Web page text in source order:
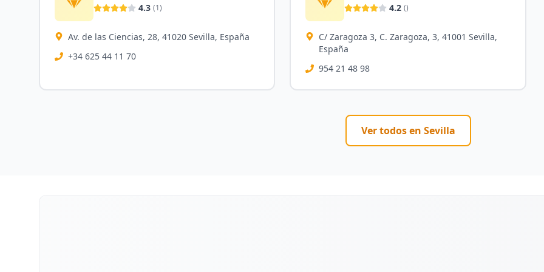
4.3 (1)
Av. de las Ciencias, 28, 41020 Sevilla, España
+34 625 44 11 70
4.2 ()
C/ Zaragoza 3, C. Zaragoza, 3, 41001 Sevilla,
España
954 21 48 98
Ver todos en Sevilla